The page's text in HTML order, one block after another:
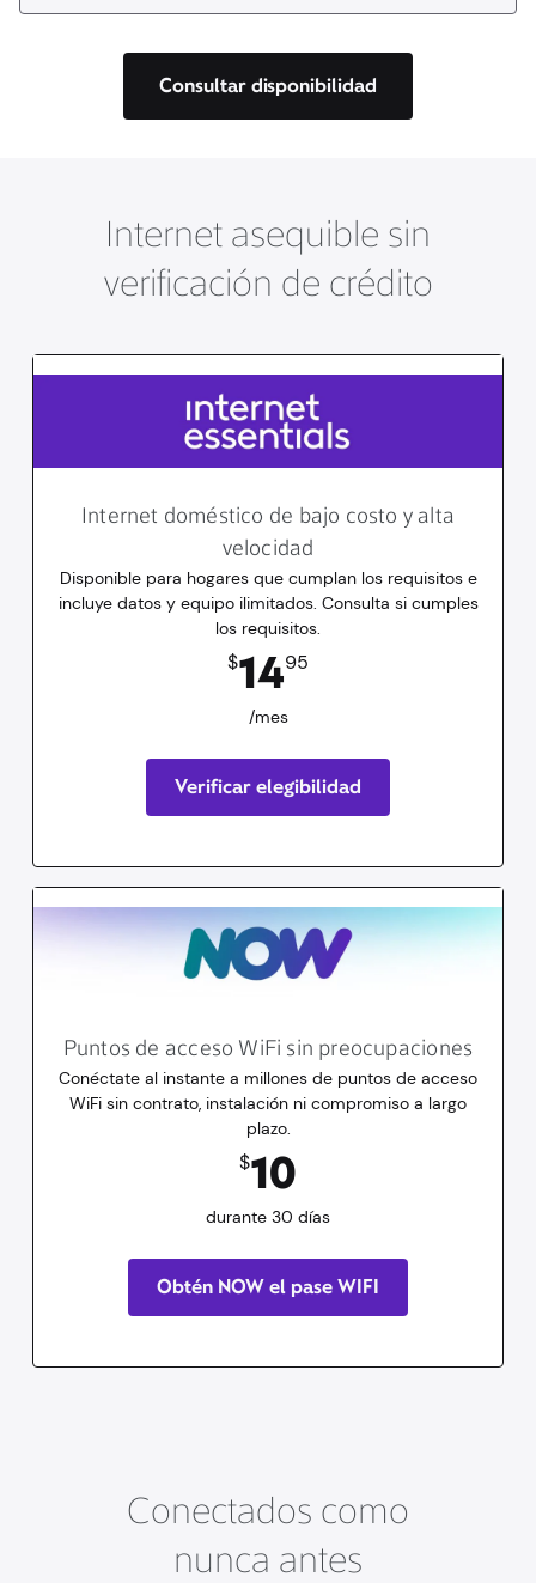
Consultar disponibilidad
Internet asequible sin
verificación de crédito
Internet doméstico de bajo costo y alta
velocidad
Disponible para hogares que cumplan los requisitos e
incluye datos y equipo ilimitados. Consulta si cumples
los requisitos.
$1495
/mes
Verificar elegibilidad
Puntos de acceso WiFi sin preocupaciones
Conéctate al instante a millones de puntos de acceso
WiFi sin contrato, instalación ni compromiso a largo
plazo.
durante 30 días
$10
durante 30 días
Obtén NOW el pase WIFI
Conectados como
nunca antes